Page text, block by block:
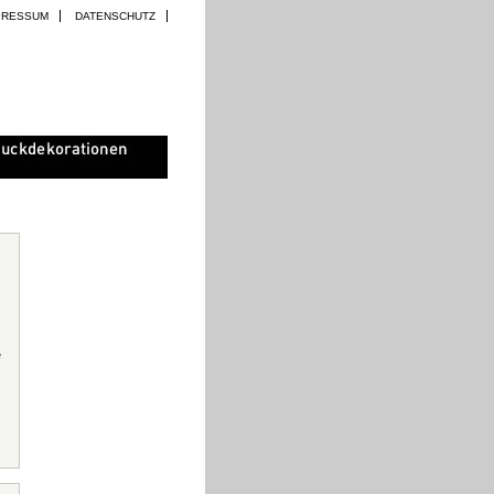
DATENSCHUTZ